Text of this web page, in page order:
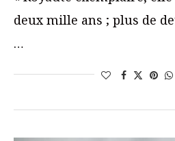
deux mille ans ; plus de
…